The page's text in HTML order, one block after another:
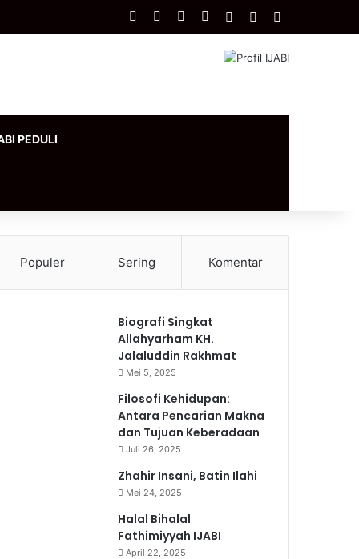
Facebook YouTubeInstagram
Log InArtikel Acak
PEDULI
Populer Sering Komentar
Biografi Singkat
Allahyarham KH.
Jalaluddin Rakhmat
Mei 5, 2025
Filosofi Kehidupan:
Antara Pencarian Makna
dan Tujuan Keberadaan
Juli 26, 2025
Zhahir Insani, Batin Ilahi
Mei 24, 2025
Halal Bihalal
Fathimiyyah IJABI
April 22, 2025